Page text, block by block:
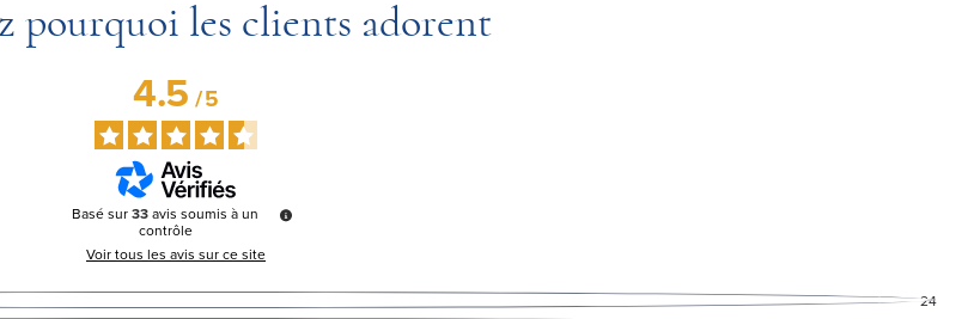
pourquoi les clients adorent
4.5/5
Basé sur33avis soumis à un
contrôle
Voir tous les avis sur ce site
24